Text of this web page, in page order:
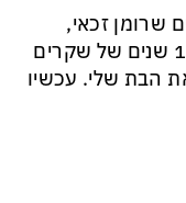
שרומן זכאי,
אמרה כי ״המלחמה רק התחילה. 16 שנים של שקרים
הבת שלי. עכשיו